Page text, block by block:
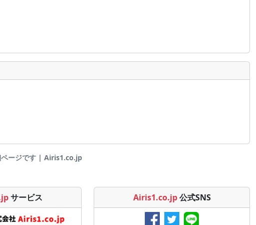
ページです | Airis1.co.jp
サービス Airis1.co.jp 公式SNS